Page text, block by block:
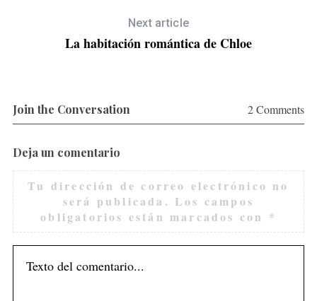
Next article
La habitación romántica de Chloe
Join the Conversation 2 Comments
Deja un comentario
Tu dirección de correo electrónico no
será publicada. Los campos
obligatorios están marcados con *